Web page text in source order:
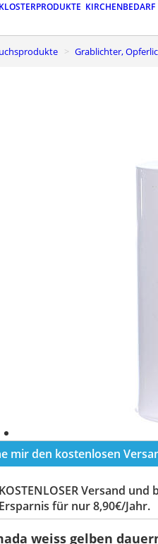
KLOSTERPRODUKTE KIRCHENBEDARF
Grablichter,
mir den kostenlosen
KOSTENLOSER Versand und
Ersparnis für nur 8,90€/Jahr.
weiss gelben